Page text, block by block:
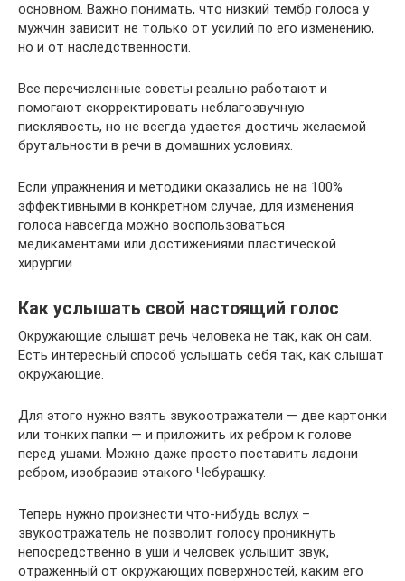
основном. Важно понимать, что низкий тембр голоса у
мужчин зависит не только от усилий по его изменению,
но и от наследственности.
Все перечисленные советы реально работают и
помогают скорректировать неблагозвучную
писклявость, но не всегда удается достичь желаемой
брутальности в речи в домашних условиях.
Если упражнения и методики оказались не на 100%
эффективными в конкретном случае, для изменения
голоса навсегда можно воспользоваться
медикаментами или достижениями пластической
хирургии.
Как услышать свой настоящий голос
Окружающие слышат речь человека не так, как он сам.
Есть интересный способ услышать себя так, как слышат
окружающие.
Для этого нужно взять звукоотражатели — две картонки
или тонких папки — и приложить их ребром к голове
перед ушами. Можно даже просто поставить ладони
ребром, изобразив этакого Чебурашку.
Теперь нужно произнести что-нибудь вслух –
звукоотражатель не позволит голосу проникнуть
непосредственно в уши и человек услышит звук,
отраженный от окружающих поверхностей, каким его